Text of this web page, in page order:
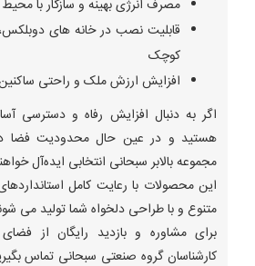
مصرف انرژی بهینه و سازگار با
قابلیت نصب در خانه های دوبلکس،
کوچک
افزایش ارزش ملک و راحتی
اگر به دنبال افزایش رفاه و دسترسی
هستید و در عین حال محدودیت فضا
مجموعه بالابر سبحانی انتخابی ایده‌آل
این محصولات با رعایت کامل
متنوع و با طراحی دلخواه شما تولید می
برای مشاوره و بازدید رایگان از
کارشناسان گروه صنعتی سبحانی تماس